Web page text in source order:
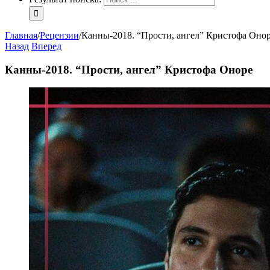
Главная/Рецензии/Канны-2018. “Прости, ангел” Кристофа
Назад Вперед
Канны-2018. “Прости, ангел” Кристофа Оноре